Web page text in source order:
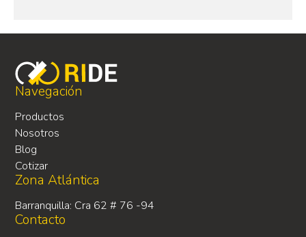
Navegación
Productos
Nosotros
Blog
Cotizar
Zona Atlántica
Barranquilla: Cra 62 # 76 -94
Contacto